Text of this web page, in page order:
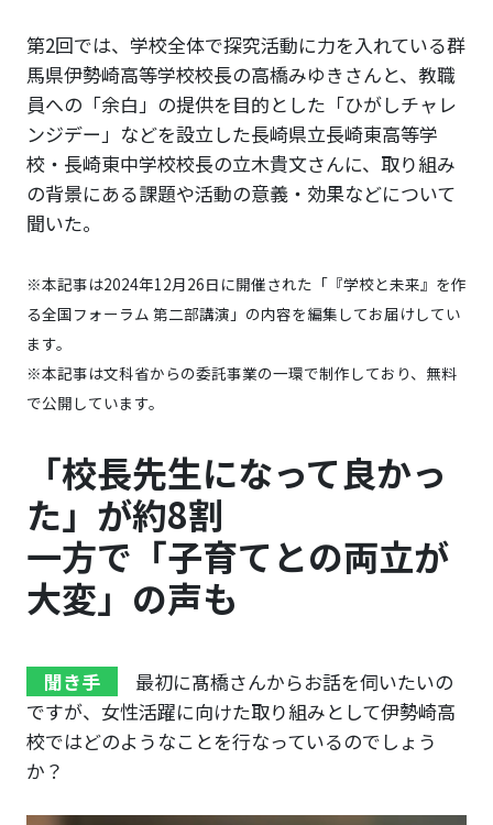
第2回では、学校全体で探究活動に力を入れている群
馬県伊勢崎高等学校校長の高橋みゆきさんと、教職
員への「余白」の提供を目的とした「ひがしチャレ
ンジデー」などを設立した長崎県立長崎東高等学
校・長崎東中学校校長の立木貴文さんに、取り組み
の背景にある課題や活動の意義・効果などについて
聞いた。
※本記事は2024年12月26日に開催された「『学校と未来』を作
る全国フォーラム 第二部講演」の内容を編集してお届けしてい
ます。
※本記事は文科省からの委託事業の一環で制作しており、無料
で公開しています。
「校長先生になって良かっ
た」が約8割
一方で「子育てとの両立が
大変」の声も
聞き手
最初に髙橋さんからお話を伺いたいの
ですが、女性活躍に向けた取り組みとして伊勢崎高
校ではどのようなことを行なっているのでしょう
か？